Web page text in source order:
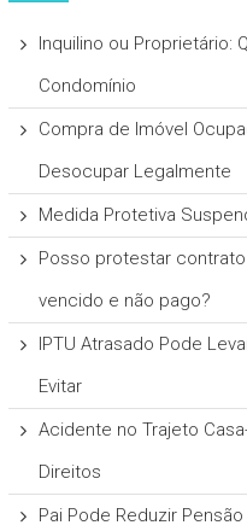
Inquilino ou Proprietário:
Condomínio
Compra de Imóvel
Desocupar Legalmente
Medida Protetiva
Posso protestar
vencido e não pago?
IPTU Atrasado Pode
Evitar
Acidente no Trajeto
Direitos
Pai Pode Reduzir